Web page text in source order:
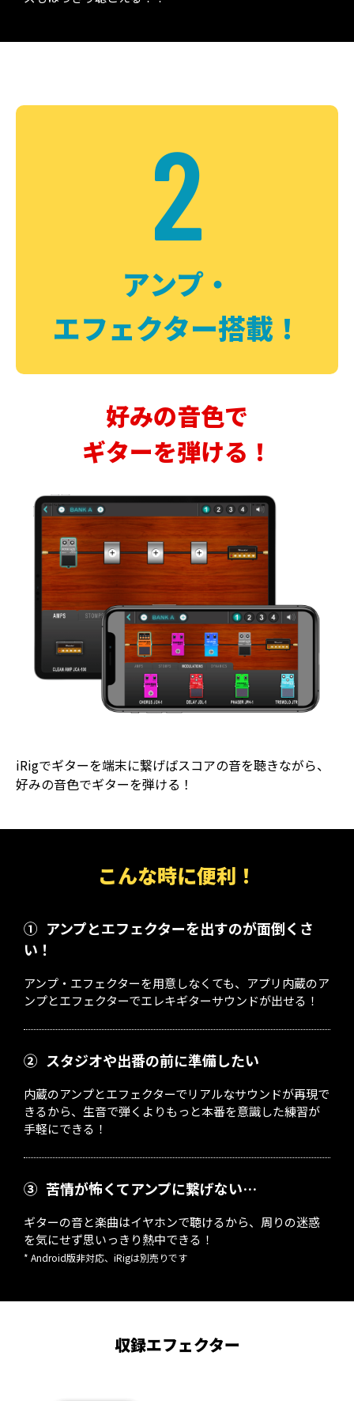
2
アンプ・
エフェクター搭載！
好みの音色で
ギターを弾ける！
iRigでギターを端末に繋げばスコアの音を聴きながら、
好みの音色でギターを弾ける！
こんな時に便利！
① アンプとエフェクターを出すのが面倒くさ
い！
アンプ・エフェクターを用意しなくても、アプリ内蔵のア
ンプとエフェクターでエレキギターサウンドが出せる！
② スタジオや出番の前に準備したい
内蔵のアンプとエフェクターでリアルなサウンドが再現で
きるから、生音で弾くよりもっと本番を意識した練習が
手軽にできる！
③ 苦情が怖くてアンプに繋げない…
ギターの音と楽曲はイヤホンで聴けるから、周りの迷惑
を気にせず思いっきり熱中できる！
* Android版非対応、iRigは別売りです
収録エフェクター